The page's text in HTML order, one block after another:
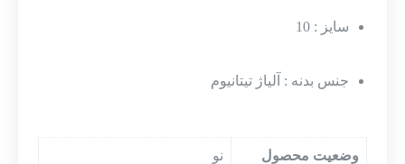
سایز : 10
جنس بدنه : آلیاژ تیتانیوم
وضعیت محصول نو